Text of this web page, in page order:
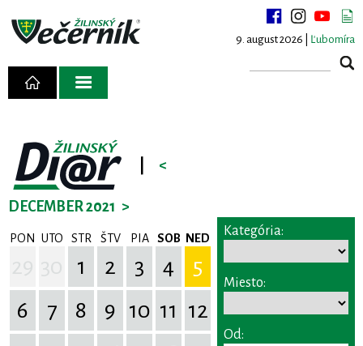
9. august 2026 | Ľubomíra
<
DECEMBER 2021 >
PON UTO STR ŠTV PIA SOB NED
1 2 3 4
5
6
7 8 9 10 11 12
Kategória:
Miesto:
Od: